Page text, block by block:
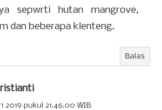
sepwrti hutan mangrove,
dan beberapa klenteng.
Balas
2019 pukul 21.46.00 WIB